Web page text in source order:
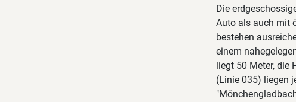
Die
Auto als auch mit
bestehen
einem
liegt 50 Meter, die
(Linie 035) liegen